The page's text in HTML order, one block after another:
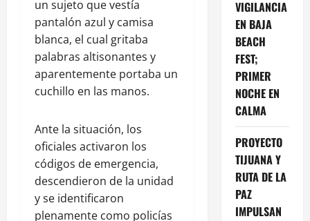
un sujeto que vestía
pantalón azul y camisa
blanca, el cual gritaba
palabras altisonantes y
aparentemente portaba un
cuchillo en las manos.
Ante la situación, los
oficiales activaron los
códigos de emergencia,
descendieron de la unidad
y se identificaron
plenamente como policías
VIGILANCIA
EN BAJA
BEACH
FEST;
PRIMER
NOCHE EN
CALMA
PROYECTO
TIJUANA Y
RUTA DE LA
PAZ
IMPULSAN